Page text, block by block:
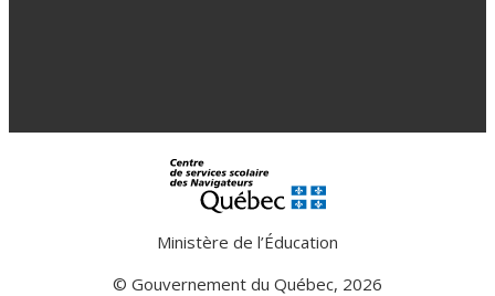
Ministère de l’Éducation
© Gouvernement du Québec, 2026